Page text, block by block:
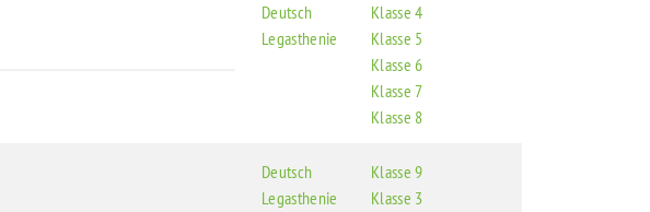
Deutsch
Legasthenie
Klasse 4
Klasse 5
Klasse 6
Klasse 7
Klasse 8
Deutsch
Legasthenie
Klasse 9
Klasse 3